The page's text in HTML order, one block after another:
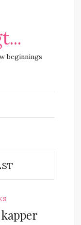
beginnings